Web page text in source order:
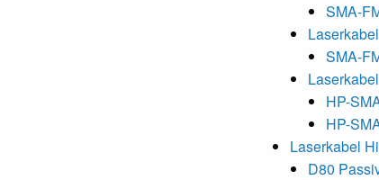
SMA-
SMA-
HP-
HP-
Laserkabel
D80